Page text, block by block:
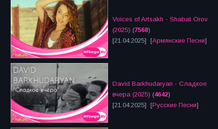
Voices of Artsakh - Shabat Orov
(2025) (7568)
[21.04.2025] [Армянские Песни]
David Barkhudaryan - Сладкое
вчера (2025) (4642)
[21.04.2025] [Русские Песни]